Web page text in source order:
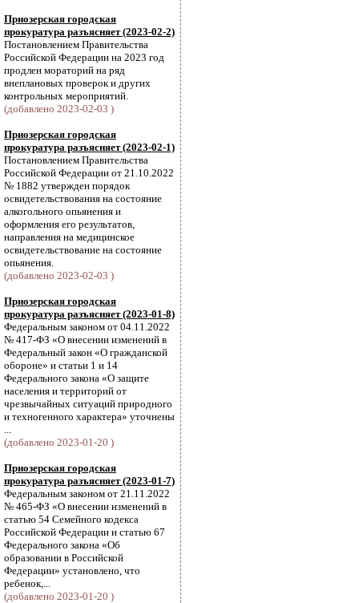
Приозерская городская
прокуратура разъясняет (2023-02-2)
Постановлением Правительства
Российской Федерации на 2023 год
продлен мораторий на ряд
внеплановых проверок и других
контрольных мероприятий.
(добавлено 2023-02-03 )
Приозерская городская
прокуратура разъясняет (2023-02-1)
Постановлением Правительства
Российской Федерации от 21.10.2022
№ 1882 утвержден порядок
освидетельствования на состояние
алкогольного опьянения и
оформления его результатов,
направления на медицинское
освидетельствование на состояние
опьянения.
(добавлено 2023-02-03 )
Приозерская городская
прокуратура разъясняет (2023-01-8)
Федеральным законом от 04.11.2022
№ 417-ФЗ «О внесении изменений в
Федеральный закон «О гражданской
обороне» и статьи 1 и 14
Федерального закона «О защите
населения и территорий от
чрезвычайных ситуаций природного
и техногенного характера» уточнены
...
(добавлено 2023-01-20 )
Приозерская городская
прокуратура разъясняет (2023-01-7)
Федеральным законом от 21.11.2022
№ 465-ФЗ «О внесении изменений в
статью 54 Семейного кодекса
Российской Федерации и статью 67
Федерального закона «Об
образовании в Российской
Федерации» установлено, что
ребенок,...
(добавлено 2023-01-20 )